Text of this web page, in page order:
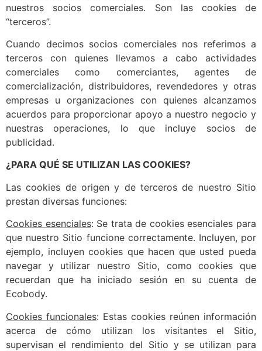
nuestros socios comerciales. Son las cookies de
“terceros”.
Cuando decimos socios comerciales nos referimos a
terceros con quienes llevamos a cabo actividades
comerciales como comerciantes, agentes de
comercialización, distribuidores, revendedores y otras
empresas u organizaciones con quienes alcanzamos
acuerdos para proporcionar apoyo a nuestro negocio y
nuestras operaciones, lo que incluye socios de
publicidad.
¿PARA QUÉ SE UTILIZAN LAS COOKIES?
Las cookies de origen y de terceros de nuestro Sitio
prestan diversas funciones:
Cookies esenciales: Se trata de cookies esenciales para
que nuestro Sitio funcione correctamente. Incluyen, por
ejemplo, incluyen cookies que hacen que usted pueda
navegar y utilizar nuestro Sitio, como cookies que
recuerdan que ha iniciado sesión en su cuenta de
Ecobody.
Cookies funcionales: Estas cookies reúnen información
acerca de cómo utilizan los visitantes el Sitio,
supervisan el rendimiento del Sitio y se utilizan para